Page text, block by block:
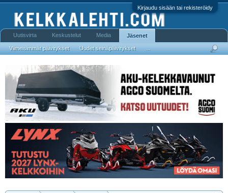
Kirjaudu sisään tai rekisteröidy
Uutisvirta Keskustelut Media Jäsenet
Viimeisimmät päivitykset Uudet seinäpäivitykset